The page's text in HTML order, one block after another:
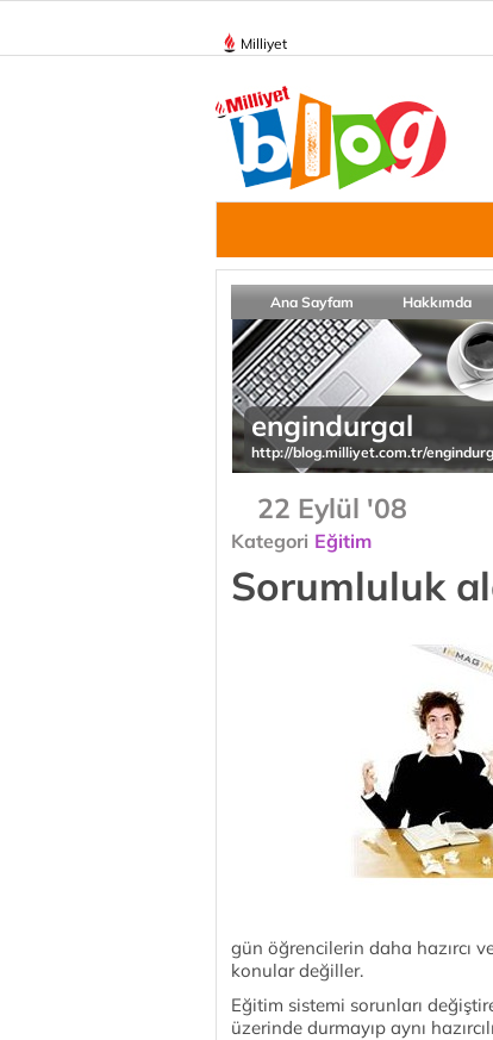
Milliyet
Ana Sayfam Hakkımda
engindurgal
http://blog.milliyet.com.tr/
22 Eylül '08
Kategori Eğitim
Sorumluluk
gün öğrencilerin daha hazırcı
konular değiller.
Eğitim sistemi sorunları
üzerinde durmayıp aynı